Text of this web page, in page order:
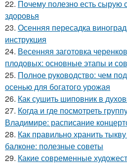
22. Почему полезно есть сырую
здоровья
23. Осенняя пересадка
инструкция
24. Весенняя заготовка
плодовых: основные этапы и
25. Полное руководство: чем
осенью для богатого урожая
26. Как сушить шиповник в
27. Когда и где посмотреть
Владимире: расписание
28. Как правильно хранить
балконе: полезные советы
29. Какие современные